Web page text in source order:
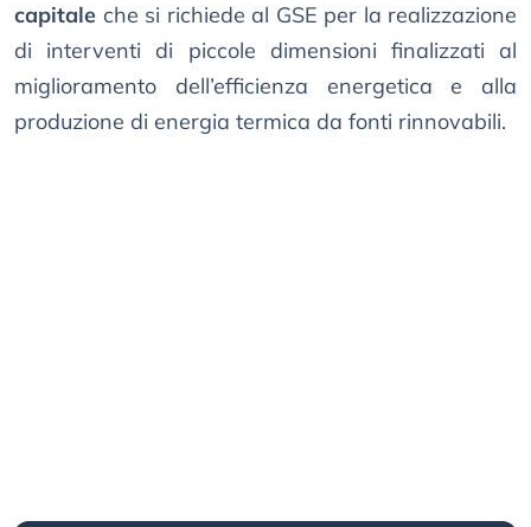
capitale che si richiede al GSE per la realizzazione
di interventi di piccole dimensioni finalizzati al
miglioramento dell’efficienza energetica e alla
produzione di energia termica da fonti rinnovabili.